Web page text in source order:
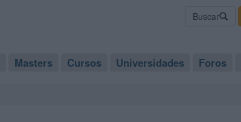
Buscar
Masters Cursos Universidades Foros